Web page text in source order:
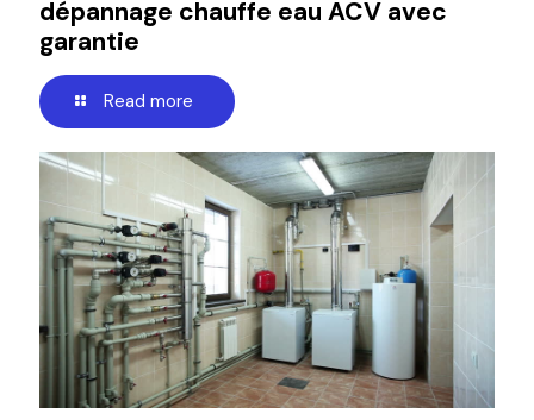
dépannage chauffe eau ACV avec
garantie
Read more